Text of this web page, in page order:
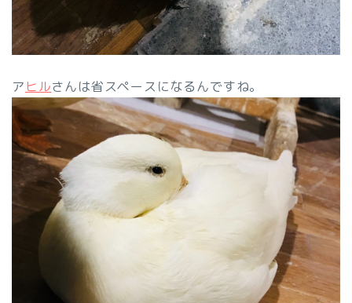
アヒルさんは省スペースになるんですね。